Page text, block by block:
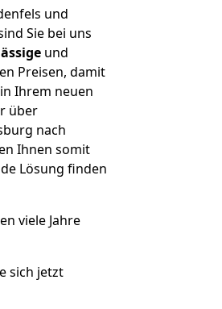
und
Sie bei uns
und
Preisen, damit
Ihrem neuen
über
nach
Ihnen somit
Lösung finden
viele Jahre
sich jetzt